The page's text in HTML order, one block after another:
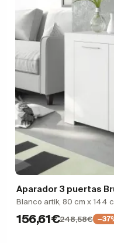
Aparador 3 puertas
Blanco artik, 80 cm x 144
156,61€248,58€